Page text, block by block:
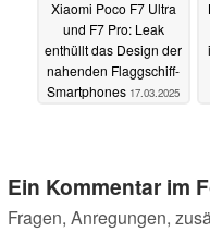
Xiaomi Poco F7 Ultra
und F7 Pro: Leak
enthüllt das Design der
nahenden Flaggschiff-
Smartphones 17.03.2025
Ein Kommentar im
Fragen, Anregungen,